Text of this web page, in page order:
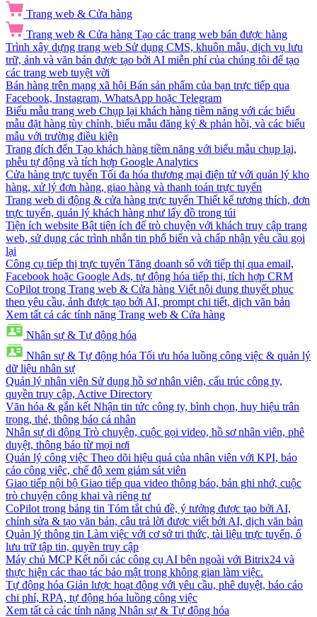
Trang web & Cửa hàng
Trang web & Cửa hàng Tạo các trang web bán được hàng
Trình xây dựng trang web Sử dụng CMS, khuôn mẫu, dịch vụ lưu
trữ, ảnh và văn bản được tạo bởi AI miễn phí của chúng tôi để tạo
các trang web tuyệt vời
Bán hàng trên mạng xã hội Bán sản phẩm của bạn trực tiếp qua
Facebook, Instagram, WhatsApp hoặc Telegram
Biểu mẫu trang web Chụp lại khách hàng tiềm năng với các biểu
mẫu đặt hàng tùy chỉnh, biểu mẫu đăng ký & phản hồi, và các biểu
mẫu với trường điều kiện
Trang đích đến Tạo khách hàng tiềm năng với biểu mẫu chụp lại,
phễu tự động và tích hợp Google Analytics
Cửa hàng trực tuyến Tối đa hóa thương mại điện tử với quản lý kho
hàng, xử lý đơn hàng, giao hàng và thanh toán trực tuyến
Trang web di động & cửa hàng trực tuyến Thiết kế tương thích, đơn
trực tuyến, quản lý khách hàng như lấy đồ trong túi
Tiện ích website Bật tiện ích để trò chuyện với khách truy cập trang
web, sử dụng các trình nhắn tin phổ biến và chấp nhận yêu cầu gọi
lại
Công cụ tiếp thị trực tuyến Tăng doanh số với tiếp thị qua email,
Facebook hoặc Google Ads, tự động hóa tiếp thị, tích hợp CRM
CoPilot trong Trang web & Cửa hàng Viết nội dung thuyết phục
theo yêu cầu, ảnh được tạo bởi AI, prompt chi tiết, dịch văn bản
Xem tất cả các tính năng Trang web & Cửa hàng
Nhân sự & Tự động hóa
Nhân sự & Tự động hóa Tối ưu hóa luồng công việc & quản lý
dữ liệu nhân sự
Quản lý nhân viên Sử dụng hồ sơ nhân viên, cấu trúc công ty,
quyền truy cập, Active Directory
Văn hóa & gắn kết Nhận tin tức công ty, bình chọn, huy hiệu trân
trọng, thẻ, thông báo cá nhân
Nhân sự di động Trò chuyện, cuộc gọi video, hồ sơ nhân viên, phê
duyệt, thông báo từ mọi nơi
Quản lý công việc Theo dõi hiệu quả của nhân viên với KPI, báo
cáo công việc, chế độ xem giám sát viên
Giao tiếp nội bộ Giao tiếp qua video thông báo, bản ghi nhớ, cuộc
trò chuyện công khai và riêng tư
CoPilot trong bảng tin Tóm tắt chủ đề, ý tưởng được tạo bởi AI,
chỉnh sửa & tạo văn bản, câu trả lời được viết bởi AI, dịch văn bản
Quản lý thông tin Làm việc với cơ sở tri thức, tài liệu trực tuyến, ổ
lưu trữ tập tin, quyền truy cập
Máy chủ MCP Kết nối các công cụ AI bên ngoài với Bitrix24 và
thực hiện các thao tác bảo mật trong không gian làm việc.
Tự động hóa Giản lược hoạt động với yêu cầu, phê duyệt, báo cáo
chi phí, RPA, tự động hóa luồng công việc
Xem tất cả các tính năng Nhân sự & Tự động hóa